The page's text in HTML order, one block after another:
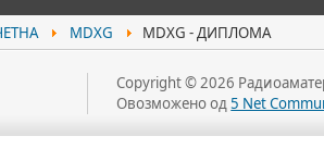
MDXG MDXG - ДИПЛОМА
Copyright © 2026
Овозможено од5 Net